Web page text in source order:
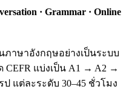
· Grammar · Online
ภาษาอังกฤษอย่างเป็นระบบ
แบ่งเป็น A1 → A2 →
แต่ละระดับ 30–45 ชั่วโมง